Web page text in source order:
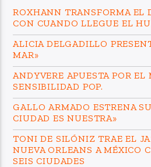
ROXHANN TRANSFORMA EL
CON CUANDO LLEGUE EL
ALICIA DELGADILLO
MAR»
ANDYVERE APUESTA POR
SENSIBILIDAD POP.
GALLO ARMADO ESTRENA
CIUDAD ES NUESTRA»
TONI DE SILÓNIZ TRAE EL
NUEVA ORLEANS A MÉXICO
SEIS CIUDADES